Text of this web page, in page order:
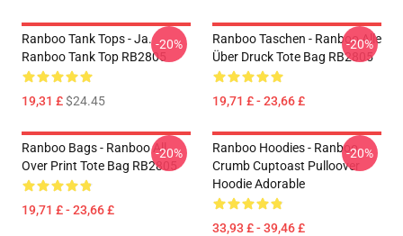
Ranboo Tank Tops - Ja.
Ranboo Tank Top RB2805
19,31 £$24.45
-20%
Ranboo Taschen - Ranboo Alle
Über Druck Tote Bag RB2805
19,71 £ - 23,66 £
-20%
Ranboo Bags - Ranboo All
Over Print Tote Bag RB2805
19,71 £ - 23,66 £
-20%
Ranboo Hoodies - Ranboo
Crumb Cuptoast Pulloover
Hoodie Adorable
33,93 £ - 39,46 £
-20%